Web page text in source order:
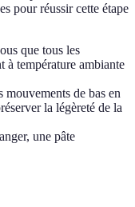
pour réussir cette étape
que tous les
à température ambiante
mouvements de bas en
la légèreté de la
une pâte